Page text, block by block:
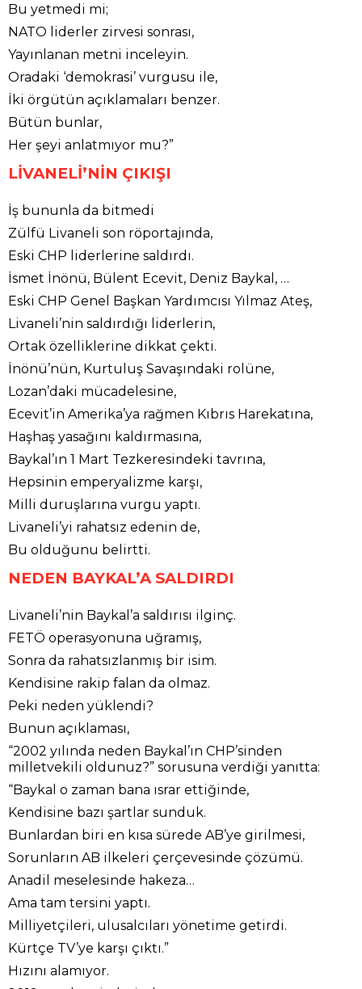
Bu yetmedi mi;
NATO liderler zirvesi sonrası,
Yayınlanan metni inceleyin.
Oradaki ‘demokrasi’ vurgusu ile,
İki örgütün açıklamaları benzer.
Bütün bunlar,
Her şeyi anlatmıyor mu?”
LİVANELİ’NİN ÇIKIŞI
İş bununla da bitmedi
Zülfü Livaneli son röportajında,
Eski CHP liderlerine saldırdı.
İsmet İnönü, Bülent Ecevit, Deniz Baykal, …
Eski CHP Genel Başkan Yardımcısı Yılmaz Ateş,
Livaneli’nin saldırdığı liderlerin,
Ortak özelliklerine dikkat çekti.
İnönü’nün, Kurtuluş Savaşındaki rolüne,
Lozan’daki mücadelesine,
Ecevit’in Amerika’ya rağmen Kıbrıs Harekatına,
Haşhaş yasağını kaldırmasına,
Baykal’ın 1 Mart Tezkeresindeki tavrına,
Hepsinin emperyalizme karşı,
Milli duruşlarına vurgu yaptı.
Livaneli’yi rahatsız edenin de,
Bu olduğunu belirtti.
NEDEN BAYKAL’A SALDIRDI
Livaneli’nin Baykal’a saldırısı ilginç.
FETÖ operasyonuna uğramış,
Sonra da rahatsızlanmış bir isim.
Kendisine rakip falan da olmaz.
Peki neden yüklendi?
Bunun açıklaması,
“2002 yılında neden Baykal’ın CHP’sinden
milletvekili oldunuz?” sorusuna verdiği yanıtta:
“Baykal o zaman bana ısrar ettiğinde,
Kendisine bazı şartlar sunduk.
Bunlardan biri en kısa sürede AB’ye girilmesi,
Sorunların AB ilkeleri çerçevesinde çözümü.
Anadil meselesinde hakeza…
Ama tam tersini yaptı.
Milliyetçileri, ulusalcıları yönetime getirdi.
Kürtçe TV’ye karşı çıktı.”
Hızını alamıyor.